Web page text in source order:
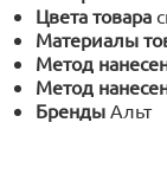
Цвета товара
Материалы
Метод
Метод
Бренды Альт